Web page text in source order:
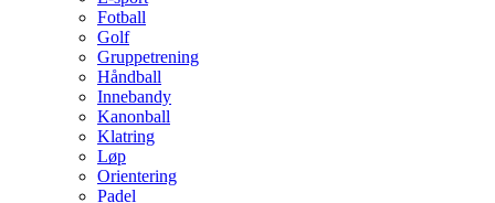
Fotball
Golf
Gruppetrening
Håndball
Innebandy
Kanonball
Klatring
Løp
Orientering
Padel